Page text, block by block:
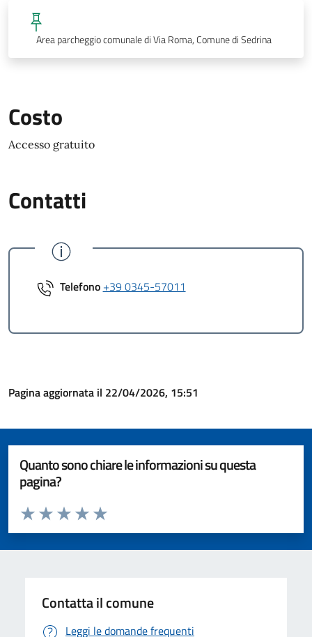
Area parcheggio comunale di Via Roma, Comune di Sedrina
Costo
Accesso gratuito
Contatti
Telefono +39 0345-57011
Pagina aggiornata il 22/04/2026, 15:51
Quanto sono chiare le informazioni su questa
pagina?
Valuta da 1 a 5 stelle la pagina
Valuta 5 stelle su 5
Valuta 4 stelle su 5
Valuta 3 stelle su 5
Valuta 2 stelle su 5
Valuta 1 stelle su 5
Contatta il comune
Leggi le domande frequenti